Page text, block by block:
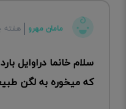
مامان مهرو هفته
سلام خانما دراوایل
که میخوره به لگن